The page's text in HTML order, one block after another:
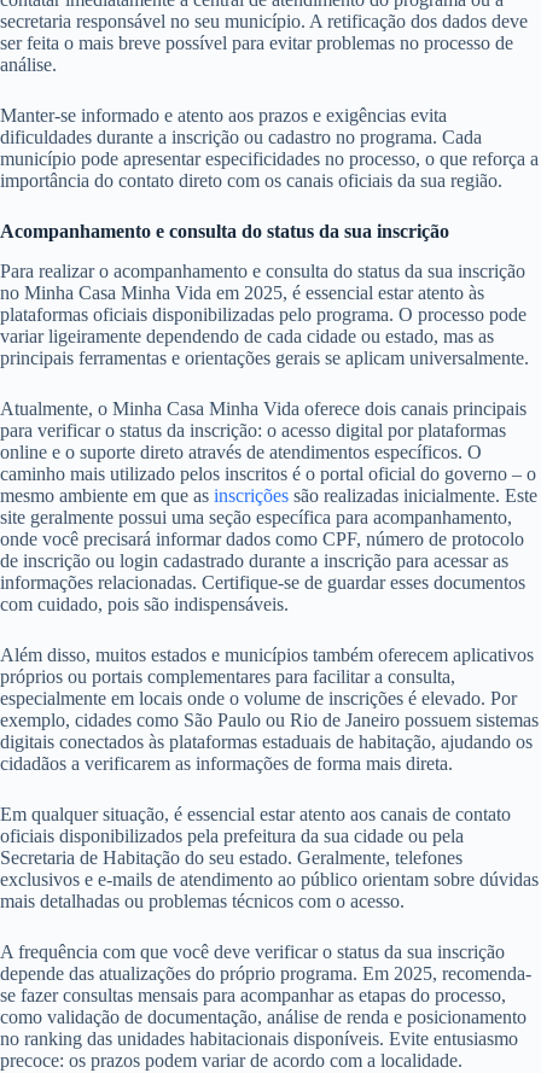
secretaria responsável no seu município. A retificação dos dados deve
ser feita o mais breve possível para evitar problemas no processo de
análise.
Manter-se informado e atento aos prazos e exigências evita
dificuldades durante a inscrição ou cadastro no programa. Cada
município pode apresentar especificidades no processo, o que reforça a
importância do contato direto com os canais oficiais da sua região.
Acompanhamento e consulta do status da sua inscrição
Para realizar o acompanhamento e consulta do status da sua inscrição
no Minha Casa Minha Vida em 2025, é essencial estar atento às
plataformas oficiais disponibilizadas pelo programa. O processo pode
variar ligeiramente dependendo de cada cidade ou estado, mas as
principais ferramentas e orientações gerais se aplicam universalmente.
Atualmente, o Minha Casa Minha Vida oferece dois canais principais
para verificar o status da inscrição: o acesso digital por plataformas
online e o suporte direto através de atendimentos específicos. O
caminho mais utilizado pelos inscritos é o portal oficial do governo – o
mesmo ambiente em que as inscrições são realizadas inicialmente. Este
site geralmente possui uma seção específica para acompanhamento,
onde você precisará informar dados como CPF, número de protocolo
de inscrição ou login cadastrado durante a inscrição para acessar as
informações relacionadas. Certifique-se de guardar esses documentos
com cuidado, pois são indispensáveis.
Além disso, muitos estados e municípios também oferecem aplicativos
próprios ou portais complementares para facilitar a consulta,
especialmente em locais onde o volume de inscrições é elevado. Por
exemplo, cidades como São Paulo ou Rio de Janeiro possuem sistemas
digitais conectados às plataformas estaduais de habitação, ajudando os
cidadãos a verificarem as informações de forma mais direta.
Em qualquer situação, é essencial estar atento aos canais de contato
oficiais disponibilizados pela prefeitura da sua cidade ou pela
Secretaria de Habitação do seu estado. Geralmente, telefones
exclusivos e e-mails de atendimento ao público orientam sobre dúvidas
mais detalhadas ou problemas técnicos com o acesso.
A frequência com que você deve verificar o status da sua inscrição
depende das atualizações do próprio programa. Em 2025, recomenda-
se fazer consultas mensais para acompanhar as etapas do processo,
como validação de documentação, análise de renda e posicionamento
no ranking das unidades habitacionais disponíveis. Evite entusiasmo
precoce: os prazos podem variar de acordo com a localidade.